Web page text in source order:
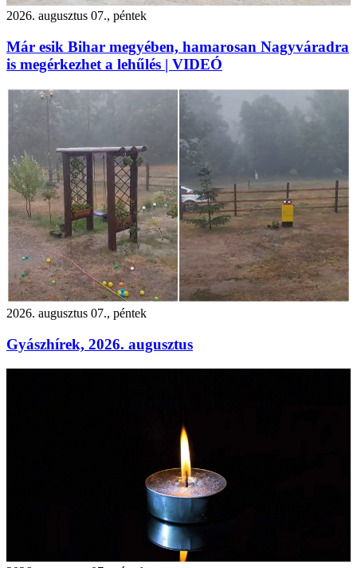
2026. augusztus 07., péntek
Már esik Bihar megyében, hamarosan Nagyváradra
is megérkezhet a lehűlés | VIDEÓ
2026. augusztus 07., péntek
Gyászhírek, 2026. augusztus